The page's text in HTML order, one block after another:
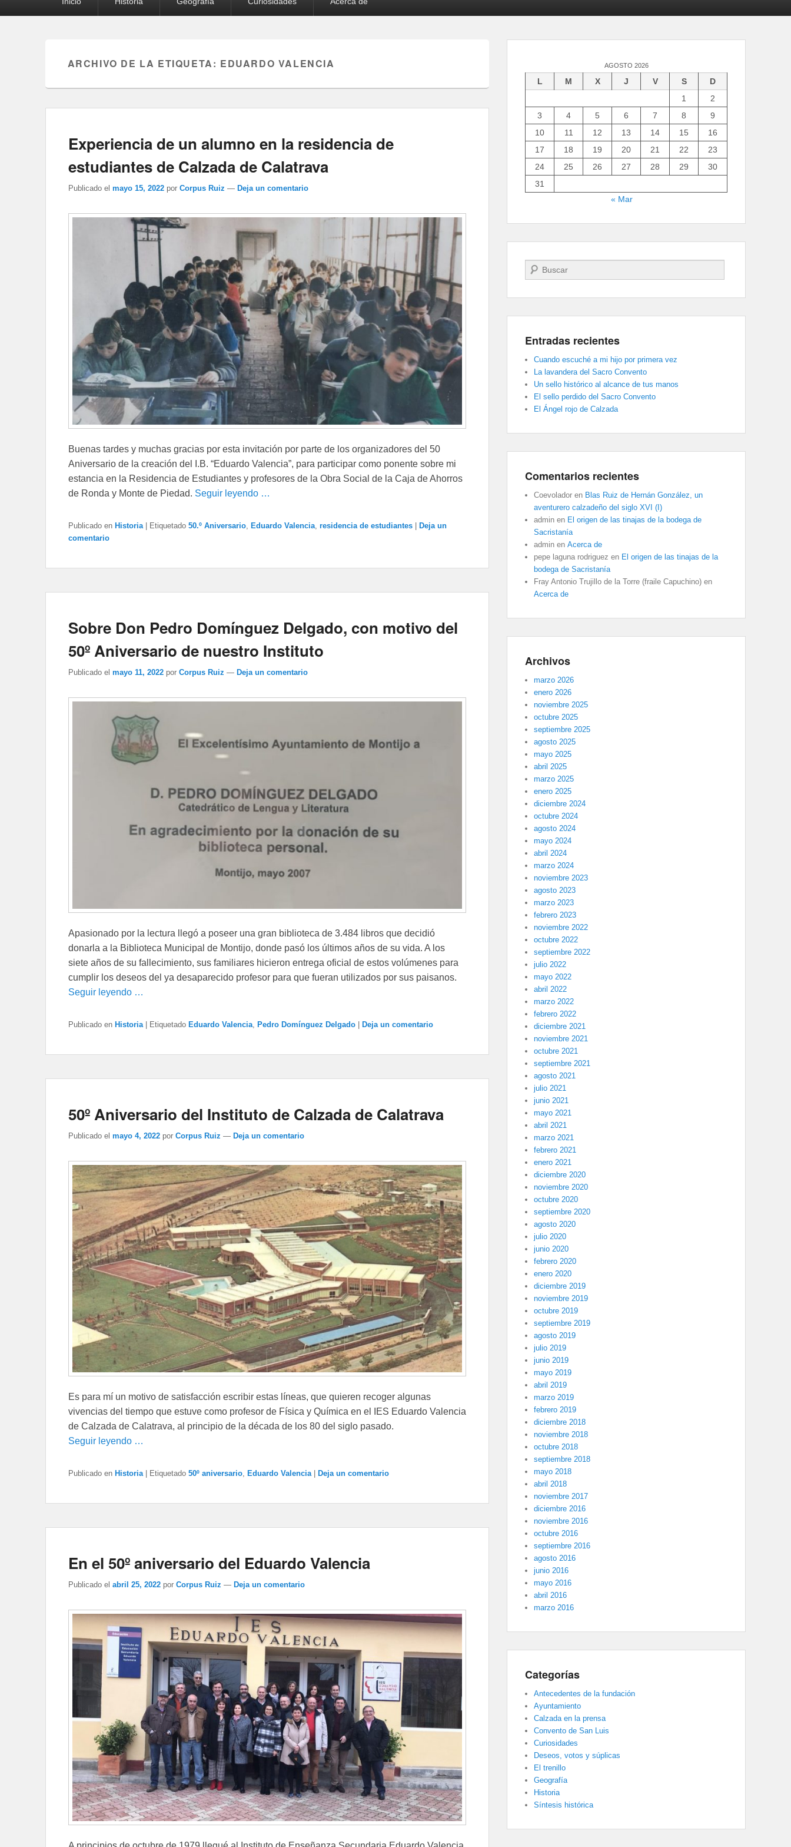
ARCHIVO DE LA ETIQUETA: EDUARDO VALENCIA
Experiencia de un alumno en la residencia de
estudiantes de Calzada de Calatrava
Publicado el mayo 15, 2022 por Corpus Ruiz — Deja un comentario
Buenas tardes y muchas gracias por esta invitación por parte de los organizadores del 50
Aniversario de la creación del I.B. “Eduardo Valencia”, para participar como ponente sobre mi
estancia en la Residencia de Estudiantes y profesores de la Obra Social de la Caja de Ahorros
de Ronda y Monte de Piedad. Seguir leyendo …
Publicado en Historia | Etiquetado 50.º Aniversario Eduardo Valencia residencia de estudiantes | Deja un
comentario
Sobre Don Pedro Domínguez Delgado, con motivo del
50º Aniversario de nuestro Instituto
Publicado el mayo 11, 2022 por Corpus Ruiz — Deja un comentario
Apasionado por la lectura llegó a poseer una gran biblioteca de 3.484 libros que decidió
donarla a la Biblioteca Municipal de Montijo, donde pasó los últimos años de su vida. A los
siete años de su fallecimiento, sus familiares hicieron entrega oficial de estos volúmenes para
cumplir los deseos del ya desaparecido profesor para que fueran utilizados por sus paisanos.
Seguir leyendo …
Publicado en Historia | Etiquetado Eduardo Valencia Pedro Domínguez Delgado | Deja un comentario
50º Aniversario del Instituto de Calzada de Calatrava
Publicado el mayo 4, 2022 por Corpus Ruiz — Deja un comentario
Es para mí un motivo de satisfacción escribir estas líneas, que quieren recoger algunas
vivencias del tiempo que estuve como profesor de Física y Química en el IES Eduardo Valencia
de Calzada de Calatrava, al principio de la década de los 80 del siglo pasado.
Seguir leyendo …
Publicado en Historia | Etiquetado 50º aniversario Eduardo Valencia | Deja un comentario
En el 50º aniversario del Eduardo Valencia
Publicado el abril 25, 2022 por Corpus Ruiz — Deja un comentario
AGOSTO 2026
L M X J V S
D
1
2
3
4 5 6 7 8
9
10
11 12 13 14 15
16
17
18 19 20 21 22
23
24
25 26 27 28 29
30
31
« Mar
Buscar
Entradas recientes
Cuando escuché a mi hijo por primera vez
La lavandera del Sacro Convento
Un sello histórico al alcance de tus manos
El sello perdido del Sacro Convento
El Ángel rojo de Calzada
Comentarios recientes
Coevolador en Blas Ruiz de Hernán González, un
aventurero calzadeño del siglo XVI (I)
admin en El origen de las tinajas de la bodega de
Sacristanía
admin en Acerca de
pepe laguna rodriguez en El origen de las tinajas de la
bodega de Sacristanía
Fray Antonio Trujillo de la Torre (fraile Capuchino) en
Acerca de
Archivos
marzo 2026
enero 2026
noviembre 2025
octubre 2025
septiembre 2025
agosto 2025
mayo 2025
abril 2025
marzo 2025
enero 2025
diciembre 2024
octubre 2024
agosto 2024
mayo 2024
abril 2024
marzo 2024
noviembre 2023
agosto 2023
marzo 2023
febrero 2023
noviembre 2022
octubre 2022
septiembre 2022
julio 2022
mayo 2022
abril 2022
marzo 2022
febrero 2022
diciembre 2021
noviembre 2021
octubre 2021
septiembre 2021
agosto 2021
julio 2021
junio 2021
mayo 2021
abril 2021
marzo 2021
febrero 2021
enero 2021
diciembre 2020
noviembre 2020
octubre 2020
septiembre 2020
agosto 2020
julio 2020
junio 2020
febrero 2020
enero 2020
diciembre 2019
noviembre 2019
octubre 2019
septiembre 2019
agosto 2019
julio 2019
junio 2019
mayo 2019
abril 2019
marzo 2019
febrero 2019
diciembre 2018
noviembre 2018
octubre 2018
septiembre 2018
mayo 2018
abril 2018
noviembre 2017
diciembre 2016
noviembre 2016
octubre 2016
septiembre 2016
agosto 2016
junio 2016
mayo 2016
abril 2016
marzo 2016
Categorías
Antecedentes de la fundación
Ayuntamiento
Calzada en la prensa
Convento de San Luis
Curiosidades
Deseos, votos y súplicas
El trenillo
Geografía
Historia
Síntesis histórica